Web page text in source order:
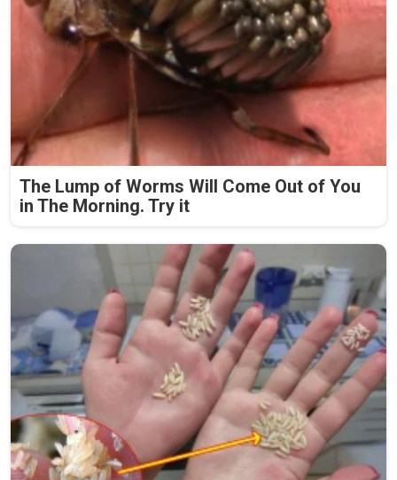
The Lump of Worms Will Come Out of You
in The Morning. Try it